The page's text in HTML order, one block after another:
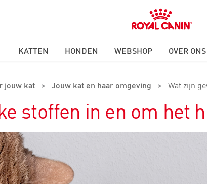
Royal
Canin
KATTEN
HONDEN WEBSHOP OVER ONS
jouw kat > Jouw kat en haar omgeving > Wat zijn
stoffen in en om het